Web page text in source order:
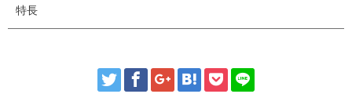
特長